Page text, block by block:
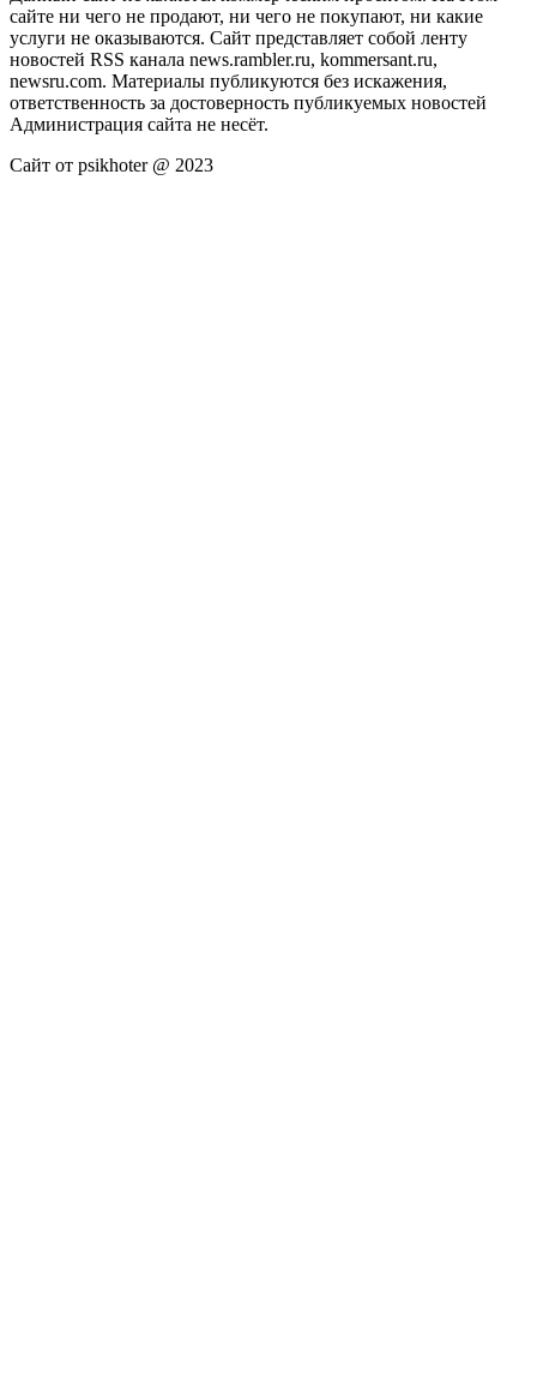
сайте ни чего не продают, ни чего не покупают, ни какие
услуги не оказываются. Сайт представляет собой ленту
новостей RSS канала news.rambler.ru, kommersant.ru,
newsru.com. Материалы публикуются без искажения,
ответственность за достоверность публикуемых новостей
Администрация сайта не несёт.
Сайт от psikhoter @ 2023